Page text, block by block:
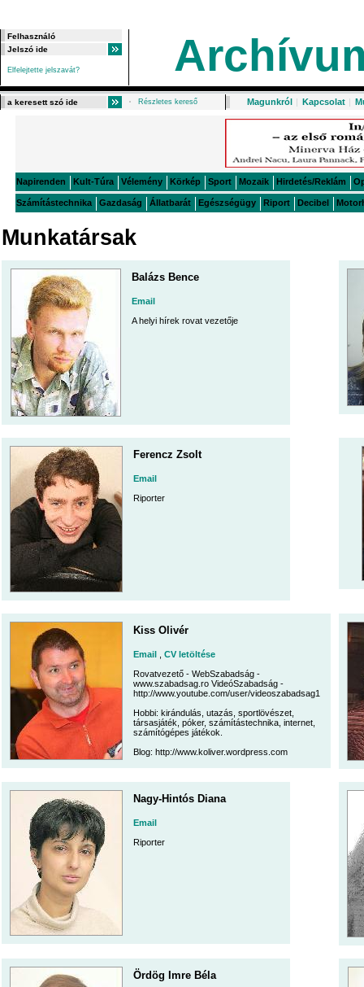
Elfelejtette jelszavát?
Részletes kereső Magunkról | Kapcsolat |
Napirenden Kult-Túra Vélemény Körkép Sport Mozaik Hirdetés/Reklám
Számítástechnika Gazdaság Állatbarát Egészségügy Riport Decibel
Munkatársak
Balázs Bence
Email
A helyi hírek rovat vezetője
Ferencz Zsolt
Email
Riporter
Kiss Olivér
Email
CV letöltése
Rovatvezető - WebSzabadság -
www.szabadsag.ro VideóSzabadság -
http://www.youtube.com/user/videoszabadsag1
Hobbi: kirándulás, utazás, sportlövészet,
társasjáték, póker, számítástechnika, internet,
számítógépes játékok.
Blog: http://www.koliver.wordpress.com
Nagy-Hintós Diana
Email
Riporter
Ördög Imre Béla